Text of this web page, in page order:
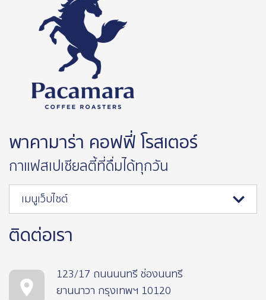
พาคามาร่า คอฟฟี่ โรสเตอร์
กาแฟสเปเชียลตี้ที่ดื่มได้ทุกวัน
เมนูเว็บไซต์
ติดต่อเรา
123/17 ถนนนนทรี ช่องนนทรี
ยานนาวา กรุงเทพฯ 10120